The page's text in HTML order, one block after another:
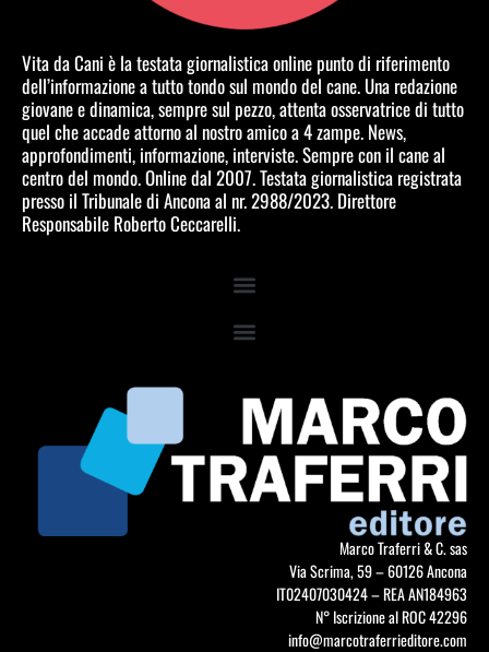
Vita da Cani è la testata giornalistica online punto di riferimento
dell’informazione a tutto tondo sul mondo del cane. Una redazione
giovane e dinamica, sempre sul pezzo, attenta osservatrice di tutto
quel che accade attorno al nostro amico a 4 zampe. News,
approfondimenti, informazione, interviste. Sempre con il cane al
centro del mondo. Online dal 2007. Testata giornalistica registrata
presso il Tribunale di Ancona al nr. 2988/2023. Direttore
Responsabile Roberto Ceccarelli.
Marco Traferri & C. sas
Via Scrima, 59 – 60126 Ancona
IT02407030424 – REA AN184963
N° Iscrizione al ROC 42296
info@marcotraferrieditore.com